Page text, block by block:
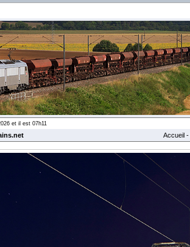
et il est 07h11
Accueil -